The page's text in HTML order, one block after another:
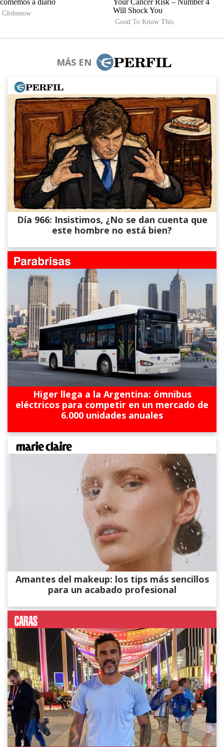
MÁS EN
Día 966: Insistimos, ¿No se dan cuenta que
este hombre no está bien?
Higer llega a la Argentina: ómnibus
eléctricos para competir en un mercado de
6.000 unidades anuales
Amantes del makeup: los tips más sencillos
para un acabado profesional